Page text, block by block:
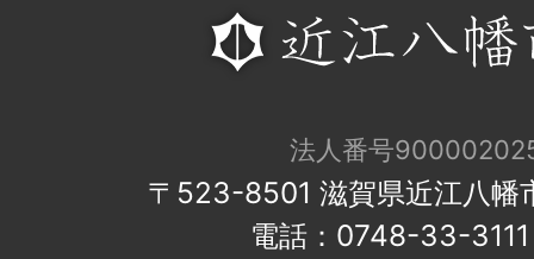
法人番号
〒523-8501 滋賀県近江八幡
電話：0748-33-